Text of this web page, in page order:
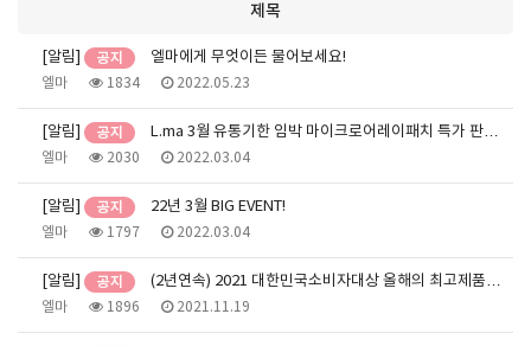
제목
[알림] 엘마에게 무엇이든 물어보세요!
엘마 1834 2022.05.23
[알림] L.ma 3월 유통기한 임박 마이크로어레이패치 특가 판…
엘마 2030 2022.03.04
[알림] 22년 3월 BIG EVENT!
엘마 1797 2022.03.04
[알림] (2년연속) 2021 대한민국소비자대상 올해의 최고제품…
엘마 1896 2021.11.19